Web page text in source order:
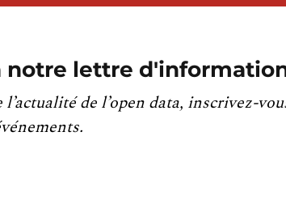
notre lettre
de l’open data, inscrivez-